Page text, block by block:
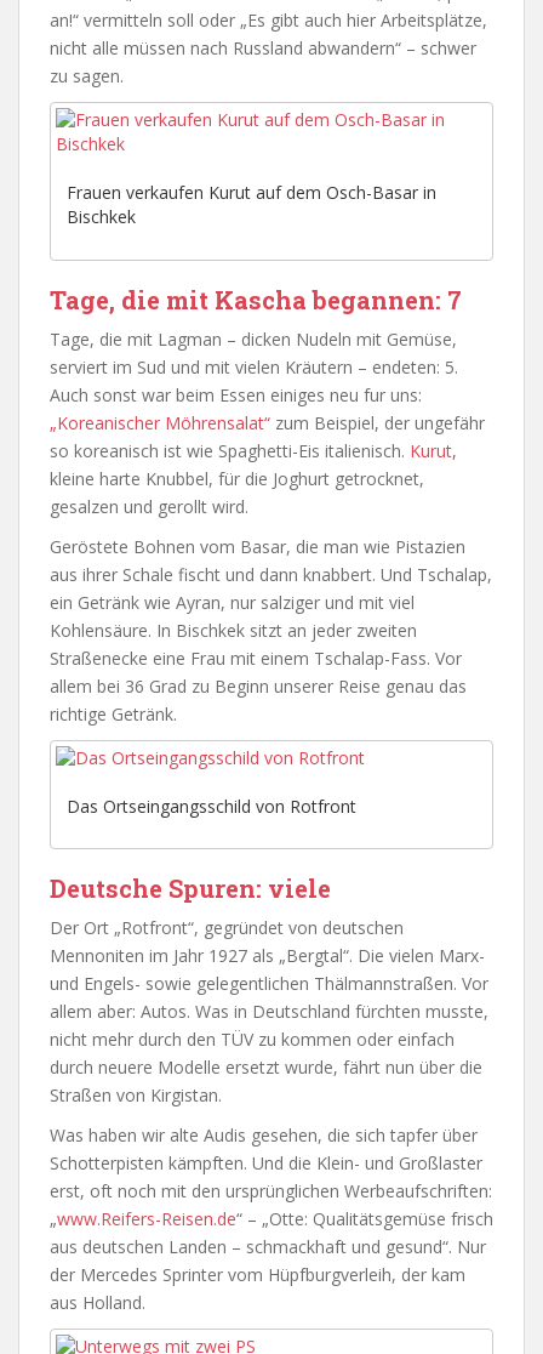
an!“ vermitteln soll oder „Es gibt auch hier Arbeitsplätze,
nicht alle müssen nach Russland abwandern“ – schwer
zu sagen.
Frauen verkaufen Kurut auf dem Osch-Basar in
Bischkek
Tage, die mit Kascha begannen: 7
Tage, die mit Lagman – dicken Nudeln mit Gemüse,
serviert im Sud und mit vielen Kräutern – endeten: 5.
Auch sonst war beim Essen einiges neu fur uns:
„Koreanischer Möhrensalat“ zum Beispiel, der ungefähr
so koreanisch ist wie Spaghetti-Eis italienisch. Kurut,
kleine harte Knubbel, für die Joghurt getrocknet,
gesalzen und gerollt wird.
Geröstete Bohnen vom Basar, die man wie Pistazien
aus ihrer Schale fischt und dann knabbert. Und Tschalap,
ein Getränk wie Ayran, nur salziger und mit viel
Kohlensäure. In Bischkek sitzt an jeder zweiten
Straßenecke eine Frau mit einem Tschalap-Fass. Vor
allem bei 36 Grad zu Beginn unserer Reise genau das
richtige Getränk.
Das Ortseingangsschild von Rotfront
Deutsche Spuren: viele
Der Ort „Rotfront“, gegründet von deutschen
Mennoniten im Jahr 1927 als „Bergtal“. Die vielen Marx-
und Engels- sowie gelegentlichen Thälmannstraßen. Vor
allem aber: Autos. Was in Deutschland fürchten musste,
nicht mehr durch den TÜV zu kommen oder einfach
durch neuere Modelle ersetzt wurde, fährt nun über die
Straßen von Kirgistan.
Was haben wir alte Audis gesehen, die sich tapfer über
Schotterpisten kämpften. Und die Klein- und Großlaster
erst, oft noch mit den ursprünglichen Werbeaufschriften:
„www.Reifers-Reisen.de“ – „Otte: Qualitätsgemüse frisch
aus deutschen Landen – schmackhaft und gesund“. Nur
der Mercedes Sprinter vom Hüpfburgverleih, der kam
aus Holland.